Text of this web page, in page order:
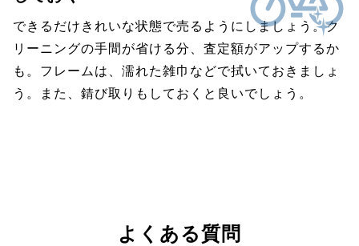
できるだけきれいな状態で売るようにしましょう。ク
リーニングの手間が省ける分、査定額がアップするか
も。フレームは、濡れた雑巾などで拭いておきましょ
う。また、錆び取りもしておくと良いでしょう。
よくある質問